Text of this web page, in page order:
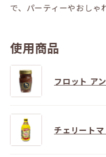
で、パーティーやおしゃ
使用商品
フロット ア
チェリート